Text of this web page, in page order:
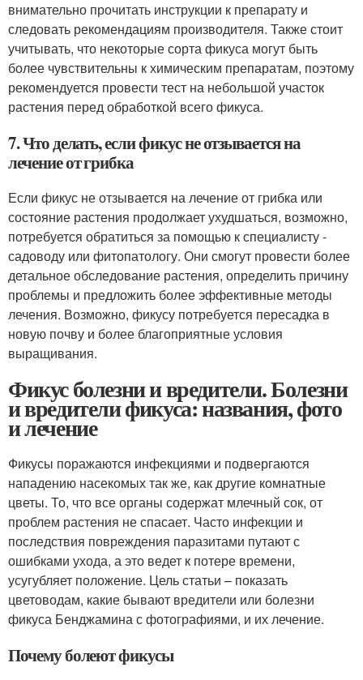
внимательно прочитать инструкции к препарату и
следовать рекомендациям производителя. Также стоит
учитывать, что некоторые сорта фикуса могут быть
более чувствительны к химическим препаратам, поэтому
рекомендуется провести тест на небольшой участок
растения перед обработкой всего фикуса.
7. Что делать, если фикус не отзывается на
лечение от грибка
Если фикус не отзывается на лечение от грибка или
состояние растения продолжает ухудшаться, возможно,
потребуется обратиться за помощью к специалисту -
садоводу или фитопатологу. Они смогут провести более
детальное обследование растения, определить причину
проблемы и предложить более эффективные методы
лечения. Возможно, фикусу потребуется пересадка в
новую почву и более благоприятные условия
выращивания.
Фикус болезни и вредители. Болезни
и вредители фикуса: названия, фото
и лечение
Фикусы поражаются инфекциями и подвергаются
нападению насекомых так же, как другие комнатные
цветы. То, что все органы содержат млечный сок, от
проблем растения не спасает. Часто инфекции и
последствия повреждения паразитами путают с
ошибками ухода, а это ведет к потере времени,
усугубляет положение. Цель статьи – показать
цветоводам, какие бывают вредители или болезни
фикуса Бенджамина с фотографиями, и их лечение.
Почему болеют фикусы